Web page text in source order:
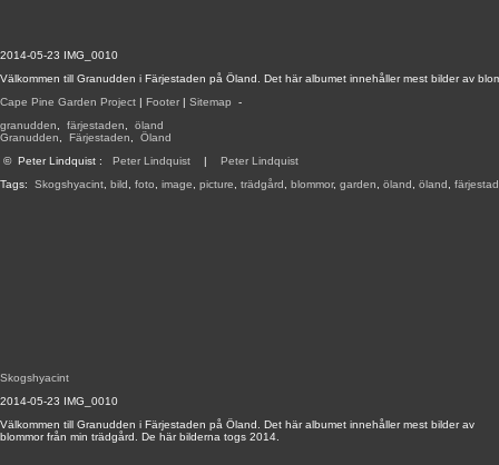
2014-05-23 IMG_0010
Välkommen till Granudden i Färjestaden på Öland. Det här albumet innehåller mest bilder av
Cape Pine Garden Project | Footer | Sitemap -
granudden
färjestaden
öland
Granudden
Färjestaden
Öland
© Peter Lindquist : Peter Lindquist | Peter Lindquist
Tags: Skogshyacint bild foto image picture trädgård blommor, garden öland öland
Skogshyacint
2014-05-23 IMG_0010
Välkommen till Granudden i Färjestaden på Öland. Det här albumet innehåller mest bilder av
blommor från min trädgård. De här bilderna togs 2014.